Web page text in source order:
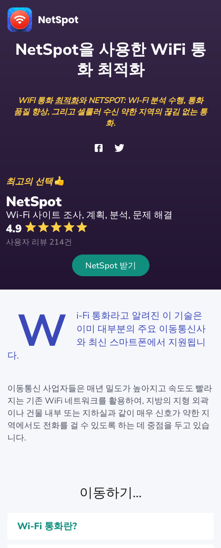
NetSpot을 사용한 WiFi 통
화 최적화
WIFI 통화최적화와 NETSPOT: WI-FI 분석 수행, 통화
품질 향상, 그리고 셀룰러 수신 약한 지역의 끊김 없는 통
화.
최고의 선택
NetSpot
Wi-Fi 사이트 조사, 계획, 분석, 문제 해결
4.9
사용자 리뷰 214건
NetSpot 받기
W
i-Fi 통화라고 알려진 이 기술은
이미 대부분의 주요 이동통신사
와 최신 스마트폰에서 지원됩니
다.
이동통신 사업자들은 매년 밀도가 높아지고 속도도 빨라
지는 기존 WiFi 네트워크를 활용하여, 지방의 지형 외곽
이나 건물 내부 또는 지하실과 같이 매우 신호가 약한 지
역에서도 전화를 걸 수 있도록 하는 데 중점을 두고 있습
니다.
이동하기...
Wi-Fi 통화란?